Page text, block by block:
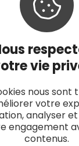
vie
nous sont
votre
analyser
engagement
contenus.